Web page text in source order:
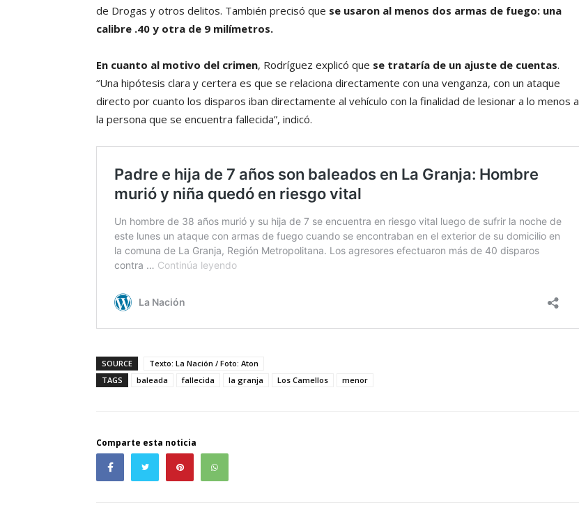
de Drogas y otros delitos. También precisó que se usaron al menos dos armas de fuego: una
calibre .40 y otra de 9 milímetros.
En cuanto al motivo del crimen, Rodríguez explicó que se trataría de un ajuste de cuentas.
“Una hipótesis clara y certera es que se relaciona directamente con una venganza, con un ataque
directo por cuanto los disparos iban directamente al vehículo con la finalidad de lesionar a lo menos a
la persona que se encuentra fallecida”, indicó.
SOURCE
Texto: La Nación / Foto: Aton
TAGS
baleada fallecida la granja Los Camellos menor
Comparte esta noticia